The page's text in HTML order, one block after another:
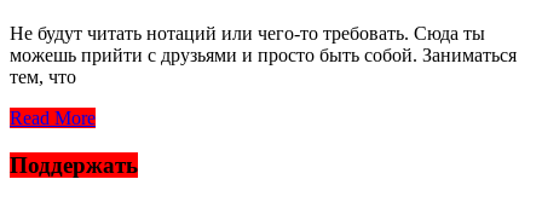
Не будут читать нотаций или чего-то требовать. Сюда ты
можешь прийти с друзьями и просто быть собой. Заниматься
тем, что
Read More
Поддержать